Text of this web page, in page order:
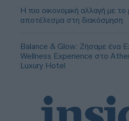
Η πιο οικονομική αλλαγή με
αποτέλεσμα στη διακόσμηση
Balance & Glow: Ζήσαμε ένα
Wellness Experience στο
Luxury Hotel